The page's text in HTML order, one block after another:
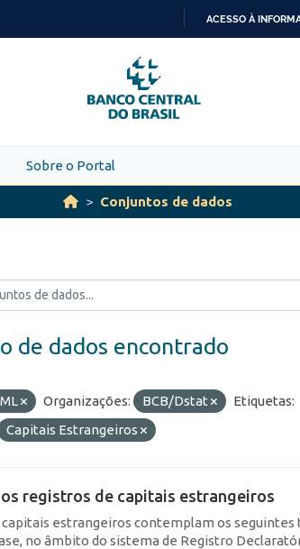
PARA
O
CONTEÚDO
ACESSO À
Sobre o Portal
Conjuntos de dados
de dados encontrado
Organizações: BCB/Dstat
Etiquetas:
Capitais Estrangeiros
registros de capitais estrangeiros
estrangeiros contemplam os seguintes
no âmbito do sistema de Registro